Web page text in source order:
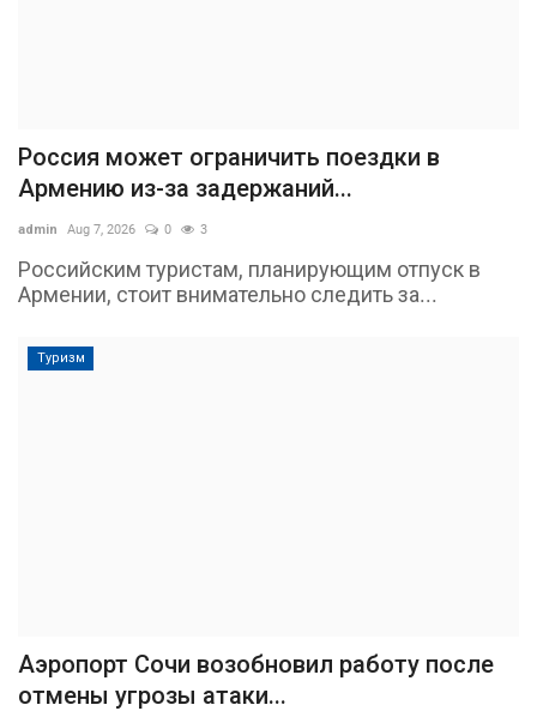
Россия может ограничить поездки в
Армению из-за задержаний...
admin Aug 7, 2026 0 3
Российским туристам, планирующим отпуск в
Армении, стоит внимательно следить за...
Туризм
Аэропорт Сочи возобновил работу после
отмены угрозы атаки...